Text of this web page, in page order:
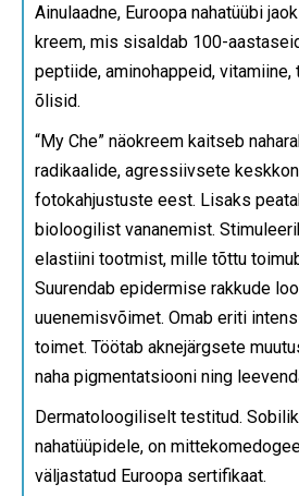
Ainulaadne, Euroopa nahatüübi
kreem, mis sisaldab 100-
peptiide, aminohappeid, vitamiine,
õlisid.
“My Che” näokreem kaitseb
radikaalide, agressiivsete
fotokahjustuste eest. Lisaks
bioloogilist vananemist.
elastiini tootmist, mille tõttu
Suurendab epidermise rakkude
uuenemisvõimet. Omab eriti
toimet. Töötab aknejärgsete
naha pigmentatsiooni ning
Dermatoloogiliselt testitud.
nahatüüpidele, on
väljastatud Euroopa sertifikaat.